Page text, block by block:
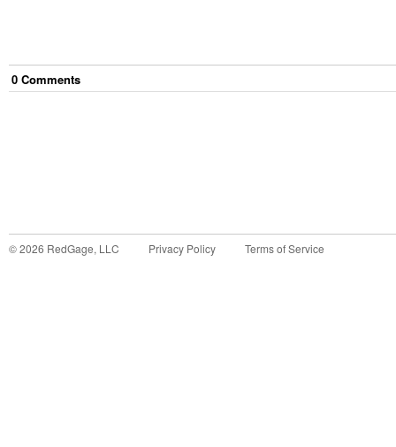
0 Comments
©2026 RedGage, LLC Privacy Policy Terms of Service